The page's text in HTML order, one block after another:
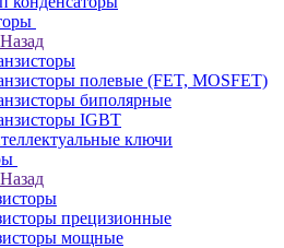
Назад
полевые (FET, MOSFET)
биполярные
IGBT
ключи
Назад
прецизионные
мощные